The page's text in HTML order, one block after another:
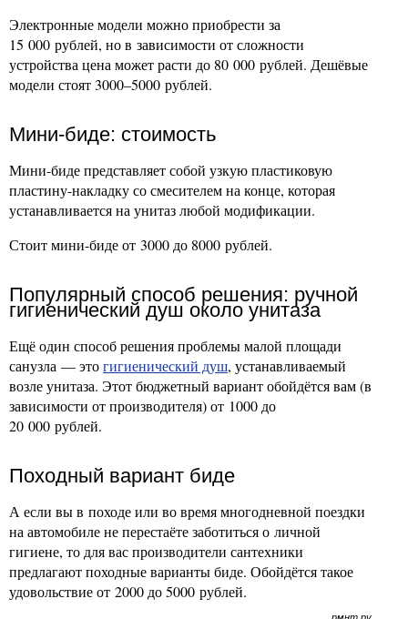
Электронные модели можно приобрести за
15 000 рублей, но в зависимости от сложности
устройства цена может расти до 80 000 рублей. Дешёвые
модели стоят 3000–5000 рублей.
Мини-биде: стоимость
Мини-биде представляет собой узкую пластиковую
пластину-накладку со смесителем на конце, которая
устанавливается на унитаз любой модификации.
Стоит мини-биде от 3000 до 8000 рублей.
Популярный способ решения: ручной
гигиенический душ около унитаза
Ещё один способ решения проблемы малой площади
санузла — этогигиенический душ, устанавливаемый
возле унитаза. Этот бюджетный вариант обойдётся вам (в
зависимости от производителя) от 1000 до
20 000 рублей.
Походный вариант биде
А если вы в походе или во время многодневной поездки
на автомобиле не перестаёте заботиться о личной
гигиене, то для вас производители сантехники
предлагают походные варианты биде. Обойдётся такое
удовольствие от 2000 до 5000 рублей.